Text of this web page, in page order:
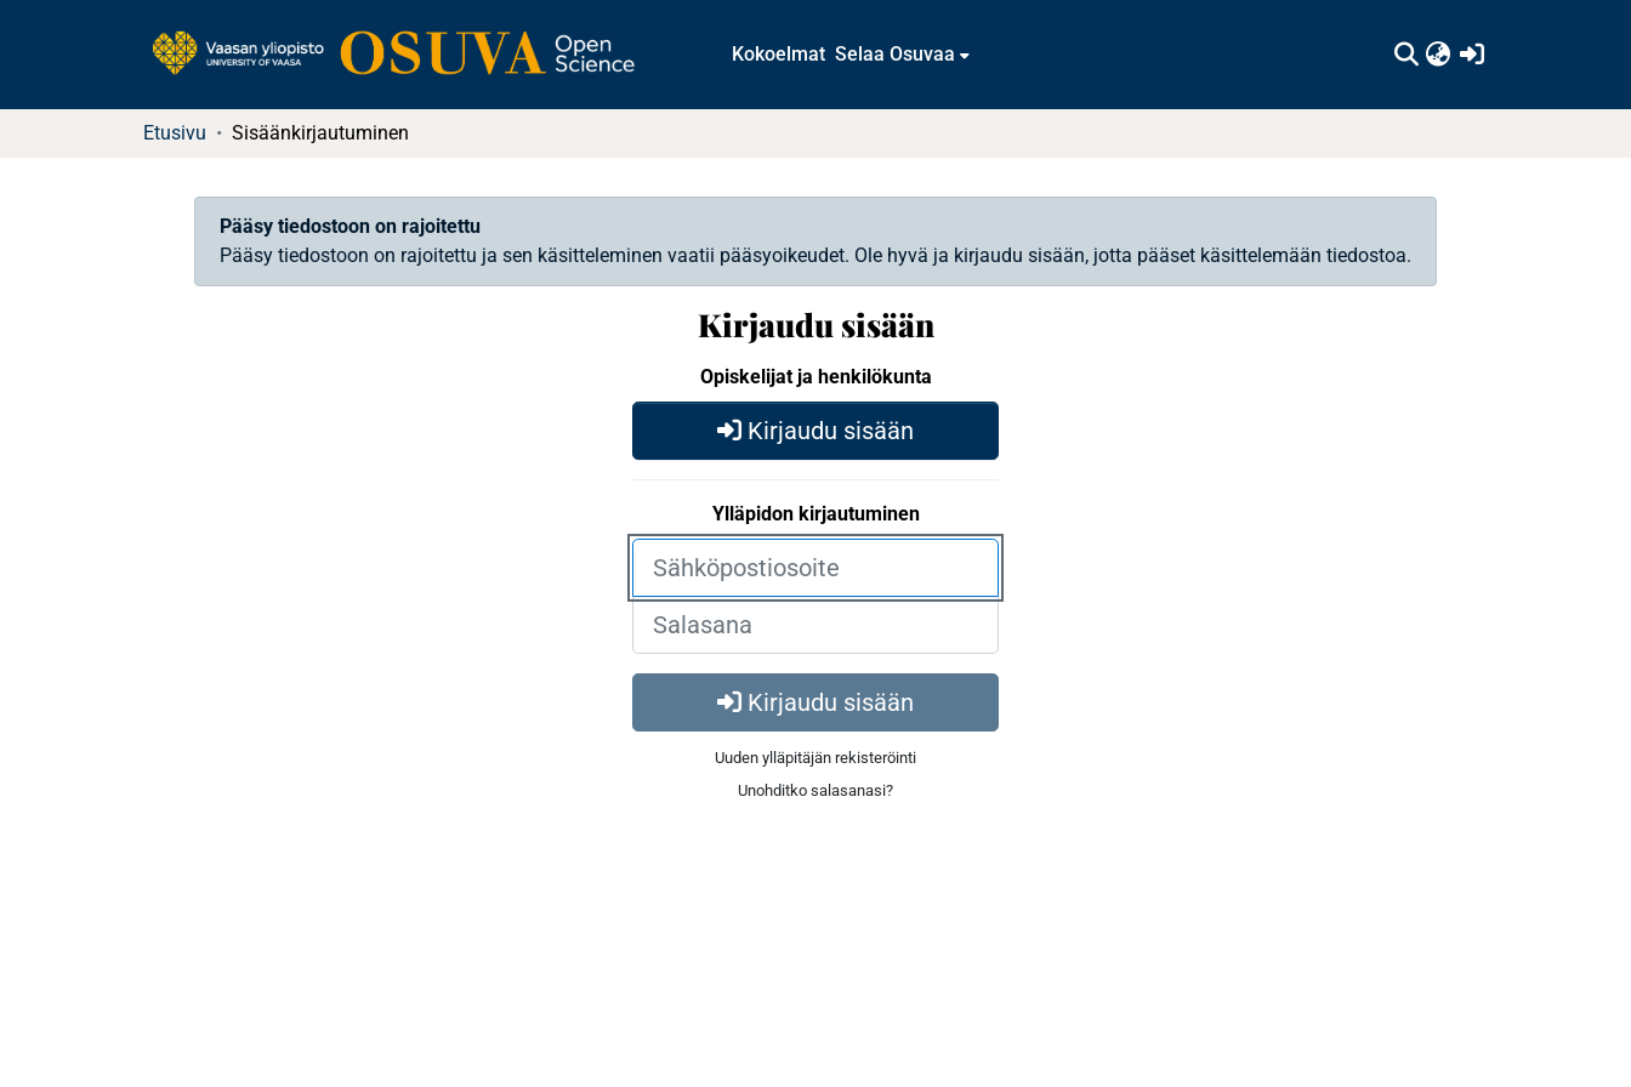
Kokoelmat Selaa Osuvaa
Etusivu Sisäänkirjautuminen
Pääsy tiedostoon on rajoitettu
Pääsy tiedostoon on rajoitettu ja sen käsitteleminen vaatii pääsyoikeudet. Ole hyvä ja kirjaudu sisään, jotta pääset käsittelemään tiedostoa.
Kirjaudu sisään
Opiskelijat ja henkilökunta
Kirjaudu sisään
Ylläpidon kirjautuminen
Kirjaudu sisään
Uuden ylläpitäjän rekisteröinti
Unohditko salasanasi?